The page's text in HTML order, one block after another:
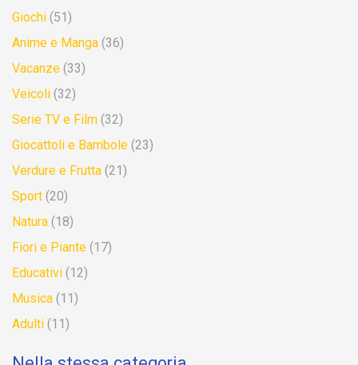
Giochi (51)
Anime e Manga (36)
Vacanze (33)
Veicoli (32)
Serie TV e Film (32)
Giocattoli e Bambole (23)
Verdure e Frutta (21)
Sport (20)
Natura (18)
Fiori e Piante (17)
Educativi (12)
Musica (11)
Adulti (11)